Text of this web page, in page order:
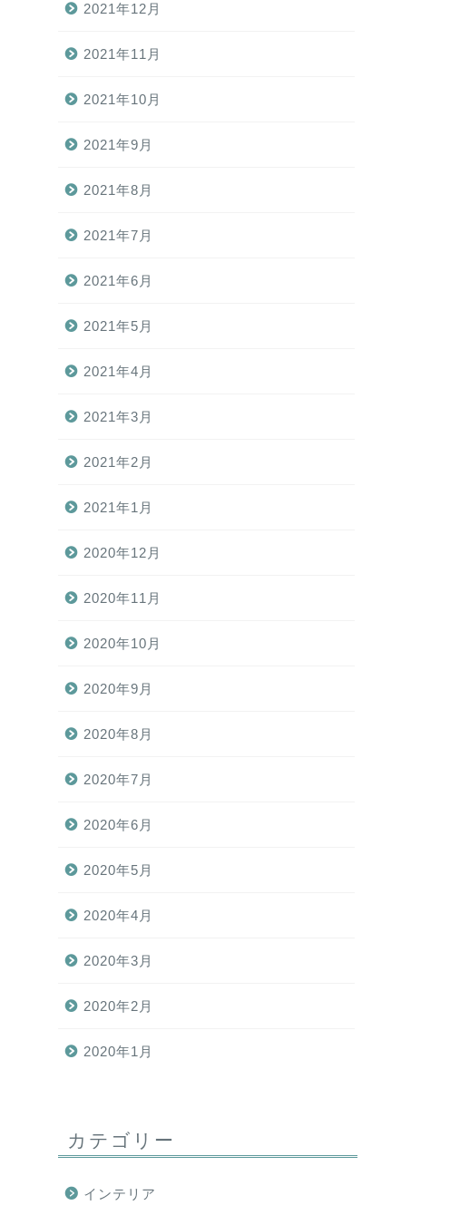
2021年12月
2021年11月
2021年10月
2021年9月
2021年8月
2021年7月
2021年6月
2021年5月
2021年4月
2021年3月
2021年2月
2021年1月
2020年12月
2020年11月
2020年10月
2020年9月
2020年8月
2020年7月
2020年6月
2020年5月
2020年4月
2020年3月
2020年2月
2020年1月
カテゴリー
インテリア